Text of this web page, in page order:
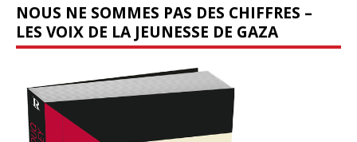
NOUS NE SOMMES PAS DES CHIFFRES –
LES VOIX DE LA JEUNESSE DE GAZA